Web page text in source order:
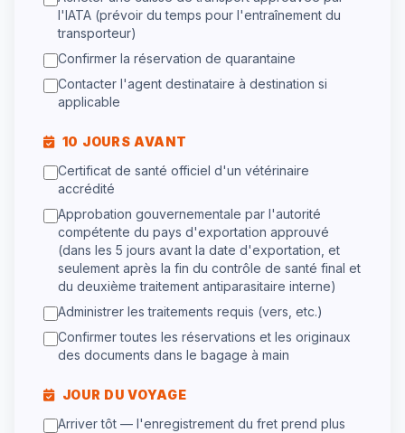
l'IATA (prévoir du temps pour l'entraînement du
transporteur)
Confirmer la réservation de quarantaine
Contacter l'agent destinataire à destination si
applicable
10 JOURS AVANT
Certificat de santé officiel d'un vétérinaire
accrédité
Approbation gouvernementale par l'autorité
compétente du pays d'exportation approuvé
(dans les 5 jours avant la date d'exportation, et
seulement après la fin du contrôle de santé final et
du deuxième traitement antiparasitaire interne)
Administrer les traitements requis (vers, etc.)
Confirmer toutes les réservations et les originaux
des documents dans le bagage à main
JOUR DU VOYAGE
Arriver tôt — l'enregistrement du fret prend plus